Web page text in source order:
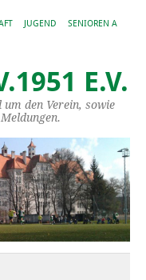
JUGEND SENIOREN A
E.V.
den Verein, sowie